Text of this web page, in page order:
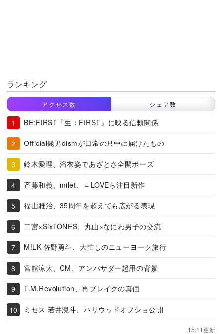
ランキング
アクセス数 シェア数
BE:FIRST『生：FIRST』に映る信頼関係
Official髭男dismが日常の只中に届けたもの
鈴木愛理、浴衣姿であざとさ全開ポーズ
斉藤和義、milet、＝LOVEら注目新作
福山雅治、35周年を超えても広がる表現
二宮×SixTONES、丸山×なにわ男子の交流
M!LK 佐野勇斗、大忙しのニューヨーク旅行
宮舘涼太、CM、アンバサダー起用の背景
T.M.Revolution、再ブレイクの真価
ミセス 若井滉斗、ハリウッドオフショ公開
15:11更新